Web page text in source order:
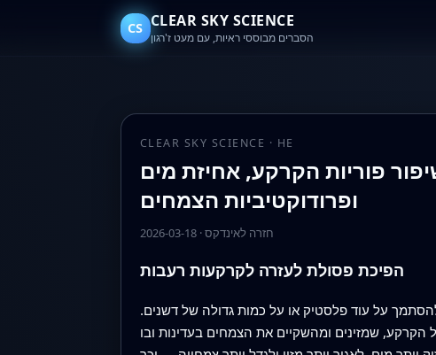
CS CLEAR SKY SCIENCE
הסברים מבוססי ראיות, עם מעט ז'רגון
CLEAR SKY SCIENCE · HE
פוריות הקרקע, אחיזת מים
ופרודוקטיביות הצמחים
2026-03-18·חזרה לאינדקס
הפיכת פסולת לעזרה לקרקעות רעבות
על עוד פלסטיק או על כמות גדולה של דשנים.
שמזינים ומהשקיים את הצמחים בעדינות ובו